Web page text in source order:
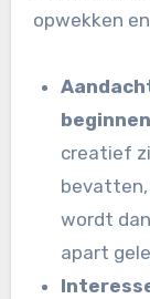
opwekken
beginnen
creatief
bevatten,
wordt
apart